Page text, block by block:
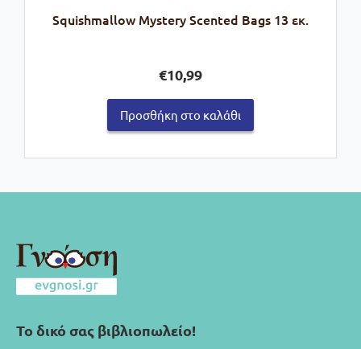
Squishmallow Mystery Scented Bags 13 εκ.
€10,99
Προσθήκη στο καλάθι
Το δικό σας βιβλιοπωλείο!